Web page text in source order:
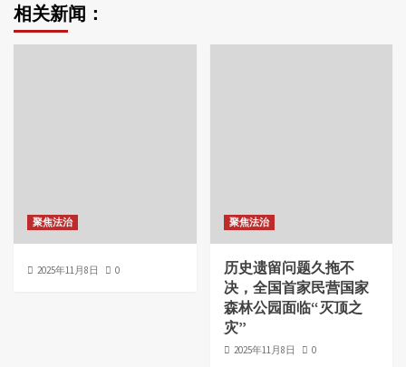
相关新闻：
聚焦法治
2025年11月8日 0
聚焦法治
历史遗留问题久拖不
决，全国首家民营国家
森林公园面临“灭顶之
灾”
2025年11月8日 0